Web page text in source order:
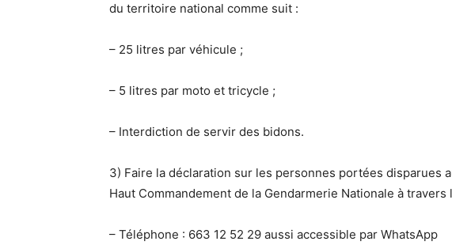
du territoire national comme suit :
– 25 litres par véhicule ;
– 5 litres par moto et tricycle ;
– Interdiction de servir des bidons.
3) Faire la déclaration sur les personnes portées disparues
Haut Commandement de la Gendarmerie Nationale à
– Téléphone : 663 12 52 29 aussi accessible par WhatsApp